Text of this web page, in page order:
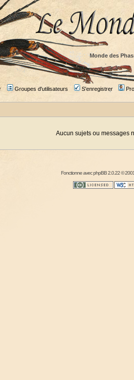
Monde des
Groupes d'utilisateurs S'enregistrer
Aucun sujets ou messages
Fonctionne avecphpBB2.0.22 ©